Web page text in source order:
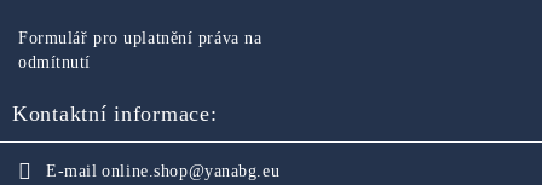
Formulář pro uplatnění práva na
odmítnutí
Kontaktní informace:
E-mail online.shop@yanabg.eu